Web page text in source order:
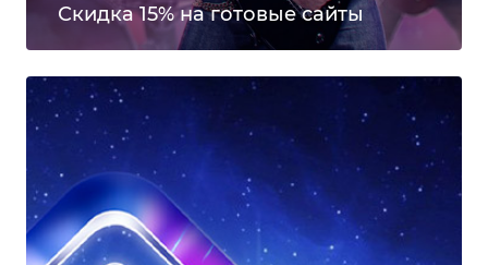
Скидка 15% на готовые сайты